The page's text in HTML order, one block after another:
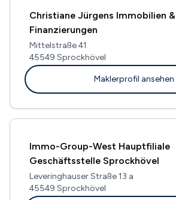
Christiane Jürgens Immobilien &
Finanzierungen
Mittelstraße 41
45549 Sprockhövel
Maklerprofil ansehen
Immo-Group-West Hauptfiliale
Geschäftsstelle Sprockhövel
Leveringhauser Straße 13 a
45549 Sprockhövel